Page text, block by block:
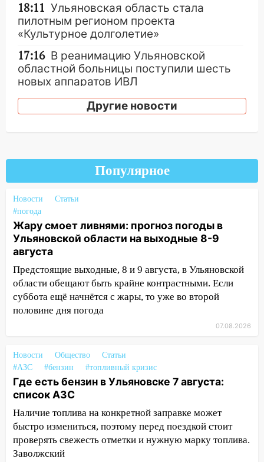
18:11 Ульяновская область стала
пилотным регионом проекта
«Культурное долголетие»
17:16 В реанимацию Ульяновской
областной больницы поступили шесть
новых аппаратов ИВЛ
16:51
В Чердаклинском районе
ремонтируют дороги, ставят остановки
девять бункеров для крупногабаритного
16:26
В Ульяновске бесплатно покажут
матч «Волги» под открытым небом
16:12 В Ульяновском госуниверситете
разработают отечественный прибор для
цифровой ПЦР
15:47 Ульяновцы могут вернуть деньги
за абонементы закрывшегося фитнес-
клуба «Рекорд-Fitness»
области привели в порядок детские
площадки
15:27 Прокуратура проверяет
капремонт школы в селе Кивать
15:08 В Кузоватово после прокурорской
проверки обновили разметку на
пешеходных переходах
Другие новости
Популярное
Новости
Статьи
#погода
Жару смоет ливнями: прогноз погоды в
Ульяновской области на выходные 8-9
августа
Предстоящие выходные, 8 и 9 августа, в Ульяновской
области обещают быть крайне контрастными. Если
суббота ещё начнётся с жары, то уже во второй
половине дня погода
07.08.2026
Новости Общество
Статьи
#АЗС
#бензин #топливный кризис
Где есть бензин в Ульяновске 7 августа:
список АЗС
Наличие топлива на конкретной заправке может
быстро измениться, поэтому перед поездкой стоит
проверять свежесть отметки и нужную марку топлива.
Заволжский